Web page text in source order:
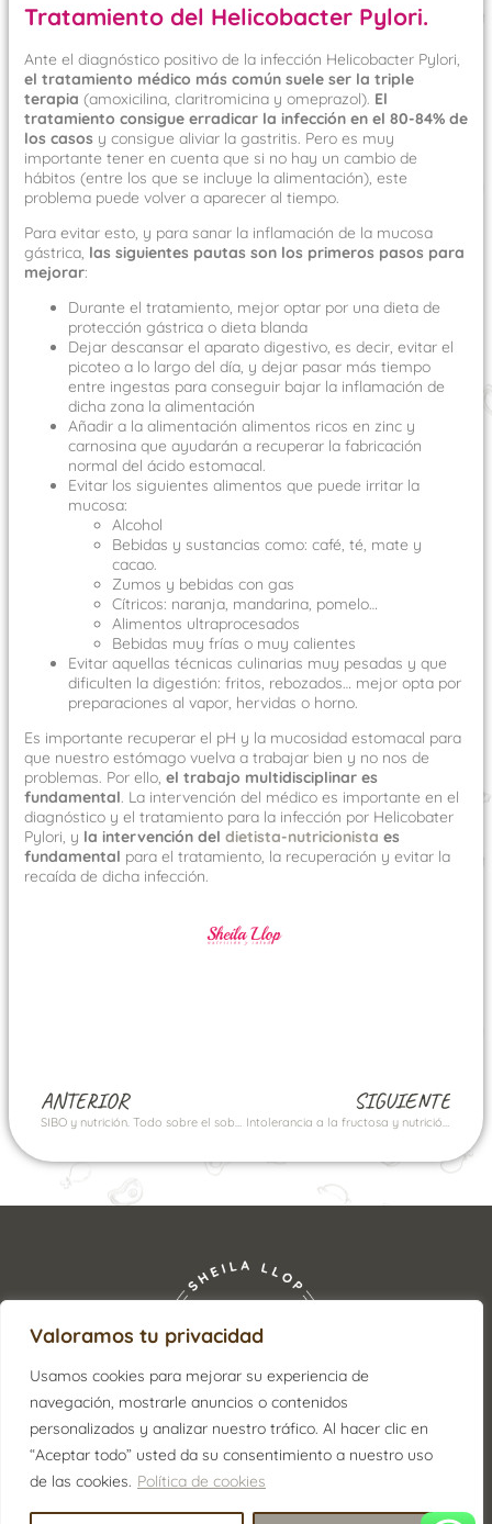
Valoramos tu privacidad
Usamos cookies para mejorar su experiencia de
navegación, mostrarle anuncios o contenidos
personalizados y analizar nuestro tráfico. Al hacer clic en
“Aceptar todo” usted da su consentimiento a nuestro uso
de las cookies. Política de cookies
Tratamiento del Helicobacter Pylori.
Ante el diagnóstico positivo de la infección Helicobacter Pylori,
el tratamiento médico más común suele ser la triple
terapia (amoxicilina, claritromicina y omeprazol). El
tratamiento consigue erradicar la infección en el 80-84% de
los casos y consigue aliviar la gastritis. Pero es muy
importante tener en cuenta que si no hay un cambio de
hábitos (entre los que se incluye la alimentación), este
problema puede volver a aparecer al tiempo.
Para evitar esto, y para sanar la inflamación de la mucosa
gástrica, las siguientes pautas son los primeros pasos para
mejorar:
Durante el tratamiento, mejor optar por una dieta de
protección gástrica o dieta blanda
Dejar descansar el aparato digestivo, es decir, evitar el
picoteo a lo largo del día, y dejar pasar más tiempo
entre ingestas para conseguir bajar la inflamación de
dicha zona la alimentación
Añadir a la alimentación alimentos ricos en zinc y
carnosina que ayudarán a recuperar la fabricación
normal del ácido estomacal.
Evitar los siguientes alimentos que puede irritar la
mucosa:
Alcohol
Bebidas y sustancias como: café, té, mate y
cacao.
Zumos y bebidas con gas
Cítricos: naranja, mandarina, pomelo…
Alimentos ultraprocesados
Bebidas muy frías o muy calientes
Evitar aquellas técnicas culinarias muy pesadas y que
dificulten la digestión: fritos, rebozados… mejor opta por
preparaciones al vapor, hervidas o horno.
Es importante recuperar el pH y la mucosidad estomacal para
que nuestro estómago vuelva a trabajar bien y no nos de
problemas. Por ello, el trabajo multidisciplinar es
fundamental. La intervención del médico es importante en el
diagnóstico y el tratamiento para la infección por Helicobater
Pylori, y la intervención del dietista-nutricionista es
fundamental para el tratamiento, la recuperación y evitar la
recaída de dicha infección.
ANTERIOR
SIBO y nutrición. Todo sobre el sobrecrecimiento bacteriano en el intestino delgado.
SIGUIENTE
Intolerancia a la fructosa y nutrición: Síntomas, diagnóstico y tratamiento.
ENCUÉNTRANOS: